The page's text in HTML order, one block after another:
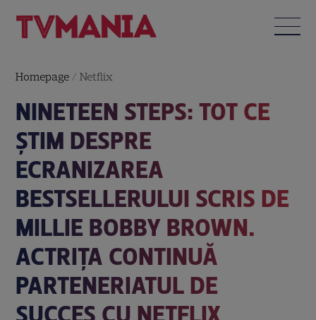
Homepage /Netflix
NINETEEN STEPS: TOT CE
ȘTIM DESPRE
ECRANIZAREA
BESTSELLERULUI SCRIS DE
MILLIE BOBBY BROWN.
ACTRIȚA CONTINUĂ
PARTENERIATUL DE